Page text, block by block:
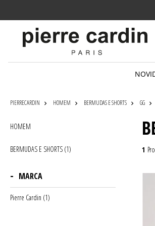
PIERRECARDIN HOMEM BERMUDAS E SHORTS GG
HOMEM
BERMUDAS E SHORTS (1)
MARCA
Pierre Cardin (1)
1